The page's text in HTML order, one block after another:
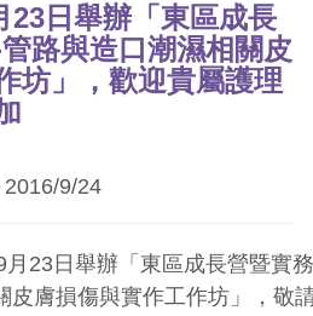
23日舉辦「東區成長
路與造口潮濕相關皮
坊」，歡迎貴屬護理
9/24
23日舉辦「東區成長營暨實
皮膚損傷與實作工作坊」，敬